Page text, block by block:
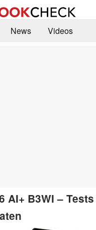
News
Videos
AI+ B3WI –